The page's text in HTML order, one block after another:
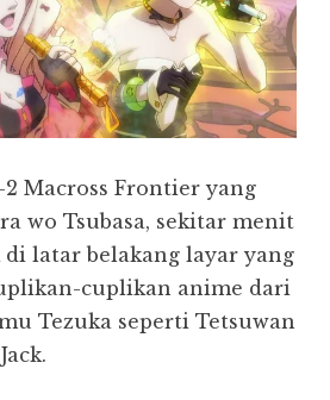
Macross Frontier yang
wo Tsubasa, sekitar menit
di latar belakang layar yang
cuplikan anime dari
Tezuka seperti Tetsuwan